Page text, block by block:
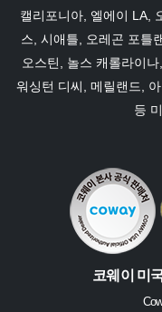
캘리포니아, 엘에이 LA,
스 시애틀 , 오레곤 포틀
오스틴
놀스 캐롤라이나,
워싱턴 디씨, 메릴랜드
등
코웨이 미